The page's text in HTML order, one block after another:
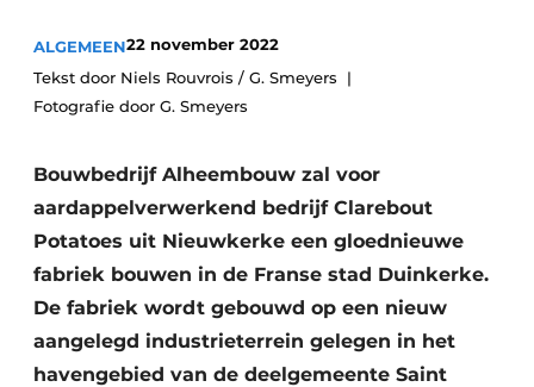
Video’s
ALGEMEEN22 november 2022
Tekst door Niels Rouvrois / G. Smeyers
Fotografie door G. Smeyers
Bouwbedrijf Alheembouw zal voor
aardappelverwerkend bedrijf Clarebout
Potatoes uit Nieuwkerke een gloednieuwe
fabriek bouwen in de Franse stad Duinkerke.
De fabriek wordt gebouwd op een nieuw
aangelegd industrieterrein gelegen in het
havengebied van de deelgemeente Saint